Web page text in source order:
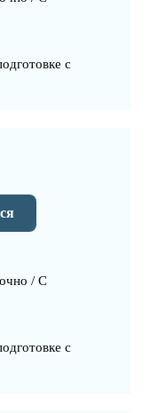
с
/ С
с